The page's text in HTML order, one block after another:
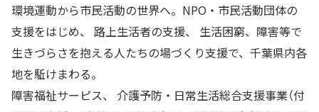
環境運動から市民活動の世界へ。NPO・市民活動団体の
支援をはじめ、 路上生活者の支援、 生活困窮、障害等で
生きづらさを抱える人たちの場づくり支援で、千葉県内各
地を駈けまわる。
障害福祉サーピス、 介護予防・日常生活総合支援事業（付